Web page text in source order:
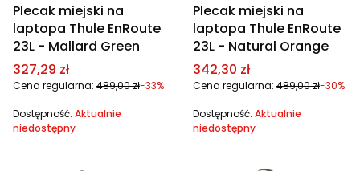
Plecak miejski na
laptopa Thule EnRoute
23L - Mallard Green
Cena promocyjna
327,29 zł
Cena regularna: 489,00 zł-33%
Dostępność: Aktualnie
niedostępny
Plecak miejski na
laptopa Thule EnRoute
23L - Natural Orange
Cena promocyjna
342,30 zł
Cena regularna: 489,00 zł-30%
Dostępność: Aktualnie
niedostępny